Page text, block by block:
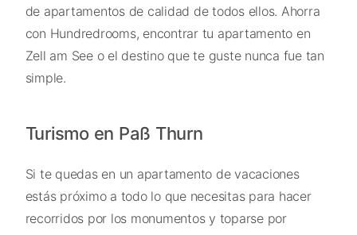
de apartamentos de calidad de todos ellos. Ahorra
con Hundredrooms, encontrar tu apartamento en
Zell am See o el destino que te guste nunca fue tan
simple.
Turismo en Paß Thurn
Si te quedas en un apartamento de vacaciones
estás próximo a todo lo que necesitas para hacer
recorridos por los monumentos y toparse por